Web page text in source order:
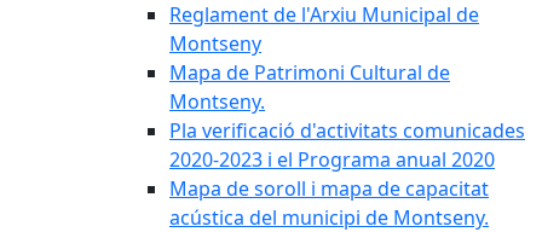
Reglament de l'Arxiu Municipal de
Montseny
Mapa de Patrimoni Cultural de
Montseny.
Pla verificació d'activitats comunicades
2020-2023 i el Programa anual 2020
Mapa de soroll i mapa de capacitat
acústica del municipi de Montseny.